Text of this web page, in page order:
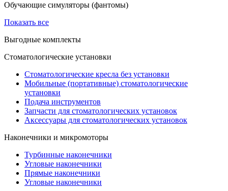
Обучающие симуляторы (фантомы)
Показать все
Выгодные комплекты
Стоматологические установки
Стоматологические кресла без установки
Мобильные (портативные) стоматологические
установки
Подача инструментов
Запчасти для стоматологических установок
Аксессуары для стоматологических установок
Наконечники и микромоторы
Турбинные наконечники
Угловые наконечники
Прямые наконечники
Угловые наконечники